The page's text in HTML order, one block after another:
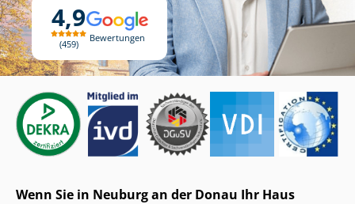
4,9
459
Bewertungen
Wenn Sie in Neuburg an der Donau Ihr Haus